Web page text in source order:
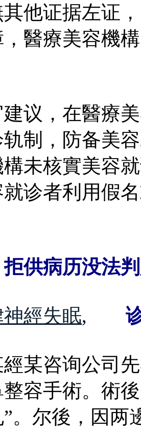
他证据左证
醫療美容機
议，在醫療
制，防备美
未核實美容
就诊者利用假
病历没法判
神經失眠, 诊
某咨询公司
整容手術。術
”。尔後，因两